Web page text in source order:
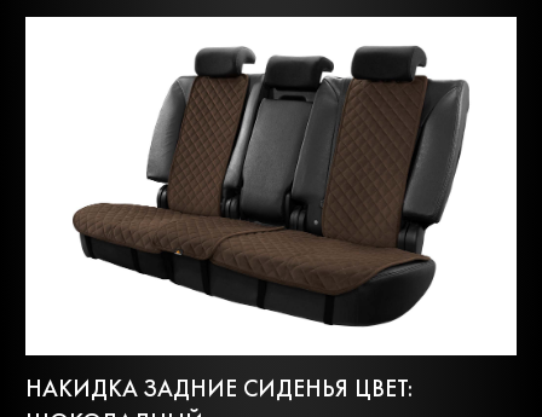
НАКИДКА ЗАДНИЕ СИДЕНЬЯ ЦВЕТ: